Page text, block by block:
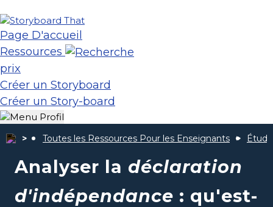
Page D'accueil
Ressources
prix
Créer un Storyboard
Créer un Story-board
Toutes les Ressources Pour les Enseignants
Analyser la déclaration
d'indépendance : qu'est-